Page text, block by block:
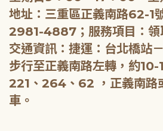
地址：三重區正義南路62-1
2981-4887；服務項目：領
交通資訊：捷運：台北橋站
步行至正義南路左轉，約10-
221、264、62 ，正義南路
車。